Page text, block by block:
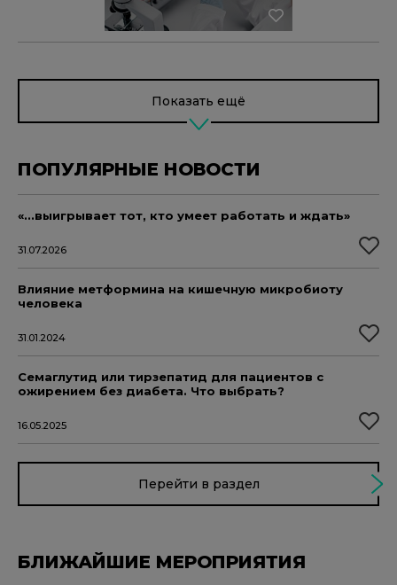
Показать ещё
ПОПУЛЯРНЫЕ НОВОСТИ
«...выигрывает тот, кто умеет работать и ждать»
31.07.2026
Влияние метформина на кишечную микробиоту
человека
31.01.2024
Семаглутид или тирзепатид для пациентов с
ожирением без диабета. Что выбрать?
16.05.2025
Перейти в раздел
БЛИЖАЙШИЕ МЕРОПРИЯТИЯ